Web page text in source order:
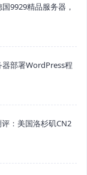
9929精品服务器，
部署WordPress程
：美国洛杉矶CN2